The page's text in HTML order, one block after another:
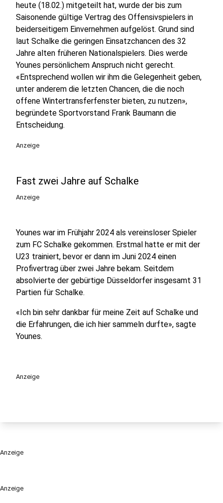
Anzeige
heute (18.02.) mitgeteilt hat, wurde der bis zum
Saisonende gültige Vertrag des Offensivspielers in
beiderseitigem Einvernehmen aufgelöst. Grund sind
laut Schalke die geringen Einsatzchancen des 32
Jahre alten früheren Nationalspielers. Dies werde
Younes persönlichem Anspruch nicht gerecht.
«Entsprechend wollen wir ihm die Gelegenheit geben,
unter anderem die letzten Chancen, die die noch
offene Wintertransferfenster bieten, zu nutzen»,
begründete Sportvorstand Frank Baumann die
Entscheidung.
Anzeige
Fast zwei Jahre auf Schalke
Anzeige
Younes war im Frühjahr 2024 als vereinsloser Spieler
zum FC Schalke gekommen. Erstmal hatte er mit der
U23 trainiert, bevor er dann im Juni 2024 einen
Profivertrag über zwei Jahre bekam. Seitdem
absolvierte der gebürtige Düsseldorfer insgesamt 31
Partien für Schalke.
«Ich bin sehr dankbar für meine Zeit auf Schalke und
die Erfahrungen, die ich hier sammeln durfte», sagte
Younes.
Anzeige
Anzeige